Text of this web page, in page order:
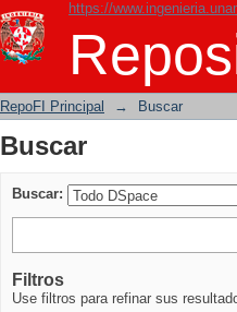
https://
Buscar
RepoFI Principal → Buscar
Buscar
Buscar:
Filtros
Use filtros para refinar sus